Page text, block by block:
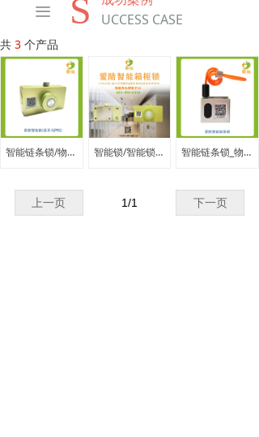
S UCCESS CASE
끀
共 3 个产品
智能链条锁/物联智能链条锁/共享陪护床智能锁厂家 智能锁/智能锁厂家/智能锁价格/智能锁品牌 智能链条锁_物联智能链条锁_共享陪护床锁
上一页 下一页
1/1